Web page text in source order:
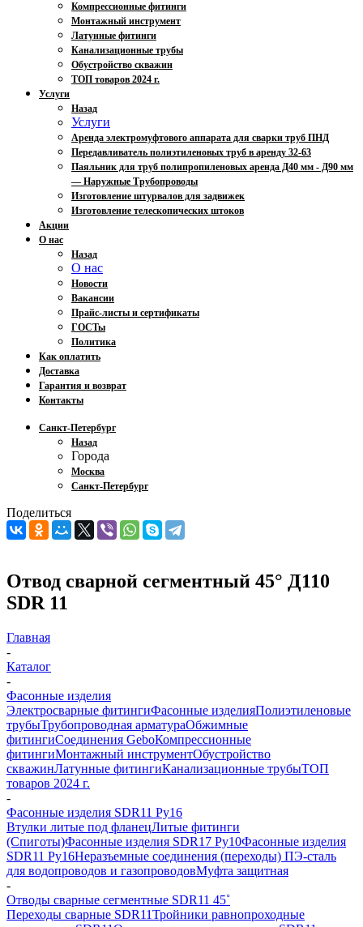
Компрессионные фитинги
Монтажный инструмент
Латунные фитинги
Канализационные трубы
Обустройство скважин
ТОП товаров 2024 г.
Услуги
Назад
Услуги
Аренда электромуфтового аппарата для сварки труб ПНД
Передавливатель полиэтиленовых труб в аренду 32-63
Паяльник для труб полипропиленовых аренда Д40 мм - Д90 мм
— Наружные Трубопроводы
Изготовление штурвалов для задвижек
Изготовление телескопических штоков
Акции
О нас
Назад
О нас
Новости
Вакансии
Прайс-листы и сертификаты
ГОСТы
Политика
Как оплатить
Доставка
Гарантия и возврат
Контакты
Санкт-Петербург
Назад
Города
Москва
Санкт-Петербург
Поделиться
Отвод сварной сегментный 45° Д110
SDR 11
Главная
-
Каталог
-
Фасонные изделия
Электросварные фитингиФасонные изделияПолиэтиленовые
трубыТрубопроводная арматураОбжимные
фитингиСоединения GeboКомпрессионные
фитингиМонтажный инструментОбустройство
скважинЛатунные фитингиКанализационные трубыТОП
товаров 2024 г.
-
Фасонные изделия SDR11 Ру16
Втулки литые под фланецЛитые фитинги
(Спиготы)Фасонные изделия SDR17 Ру10Фасонные изделия
SDR11 Ру16Неразъемные соединения (переходы) ПЭ-сталь
для водопроводов и газопроводовМуфта защитная
-
Отводы сварные сегментные SDR11 45˚
Переходы сварные SDR11Тройники равнопроходные